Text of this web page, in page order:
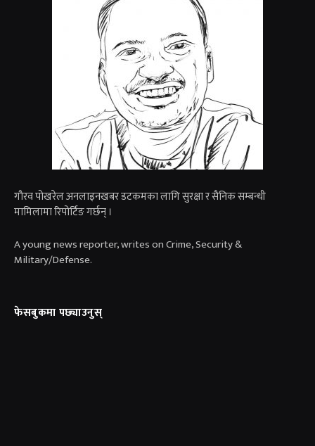
गाैरव पोखरेल अनलाइनखबर डटकमका लागि सुरक्षा र सैनिक सम्बन्धी
मामिलामा रिपोर्टिङ गर्छन् ।
A young news reporter, writes on Crime, Security &
Military/Defense.
फेसबुकमा पछ्याउनुस्